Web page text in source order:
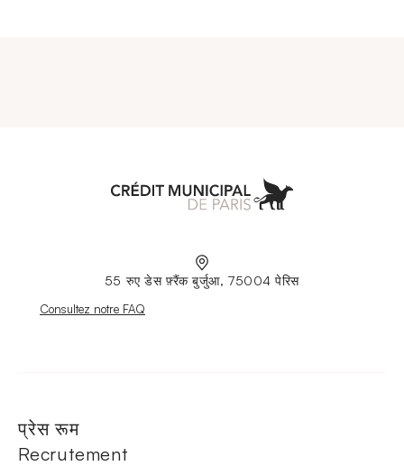
55 रुए डेस फ़्रैंक बुर्जुआ, 75004 पेरिस
Nouvelle fenêtre
Consultez notre FAQ
प्रेस रूम
Recrutement